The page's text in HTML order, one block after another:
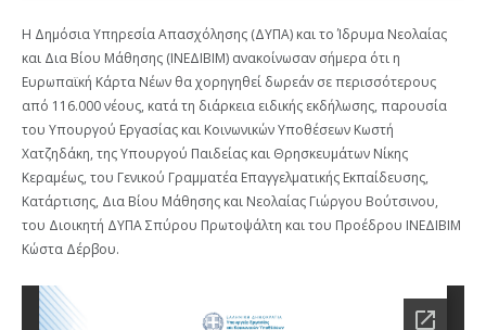
Η Δημόσια Υπηρεσία Απασχόλησης (ΔΥΠΑ) και το Ίδρυμα Νεολαίας
και Δια Βίου Μάθησης (ΙΝΕΔΙΒΙΜ) ανακοίνωσαν σήμερα ότι η
Ευρωπαϊκή Κάρτα Νέων θα χορηγηθεί δωρεάν σε περισσότερους
από 116.000 νέους, κατά τη διάρκεια ειδικής εκδήλωσης, παρουσία
του Υπουργού Εργασίας και Κοινωνικών Υποθέσεων Κωστή
Χατζηδάκη, της Υπουργού Παιδείας και Θρησκευμάτων Νίκης
Κεραμέως, του Γενικού Γραμματέα Επαγγελματικής Εκπαίδευσης,
Κατάρτισης, Δια Βίου Μάθησης και Νεολαίας Γιώργου Βούτσινου,
του Διοικητή ΔΥΠΑ Σπύρου Πρωτοψάλτη και του Προέδρου ΙΝΕΔΙΒΙΜ
Κώστα Δέρβου.